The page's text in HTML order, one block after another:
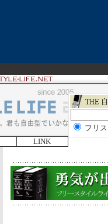
LINK
フリ